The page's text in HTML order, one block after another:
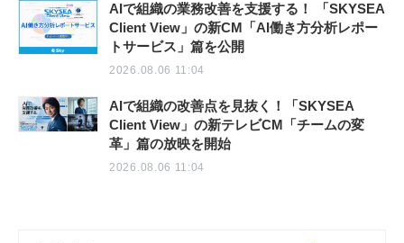
AIで組織の業務改善を支援する！ 「SKYSEA
Client View」の新CM「AI働き方分析レポー
トサービス」篇を公開
2026.08.06 11:04
AIで組織の改善点を見抜く！「SKYSEA
Client View」の新テレビCM「チームの変
革」篇の放映を開始
2026.08.06 11:04